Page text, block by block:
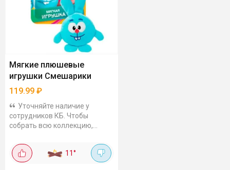
Мягкие плюшевые
игрушки Смешарики
119.99 ₽
Уточняйте наличие у
сотрудников КБ. Чтобы
собрать всю коллекцию,
побегать по разным
магазинам. Но есть плюс -
упаковка просматривается,
11°